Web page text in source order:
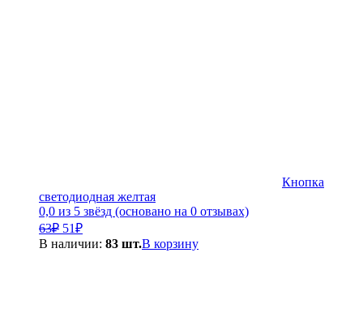
Кнопка
светодиодная желтая
0,0 из 5 звёзд (основано на 0 отзывах)
63₽ Первоначальная
цена
51₽Текущая
цена:
В наличии: 83 шт.В корзину